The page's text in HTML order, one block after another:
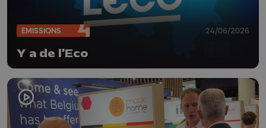
ÉMISSIONS 24/06/2026
Y a de l'Eco